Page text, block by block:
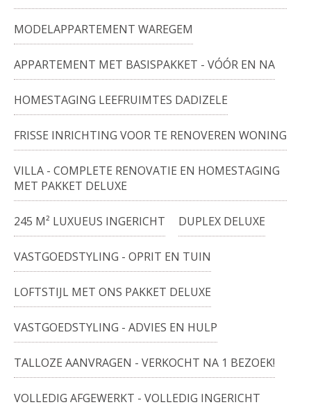
MODELAPPARTEMENT WAREGEM
APPARTEMENT MET BASISPAKKET - VÓÓR EN NA
HOMESTAGING LEEFRUIMTES DADIZELE
FRISSE INRICHTING VOOR TE RENOVEREN WONING
VILLA - COMPLETE RENOVATIE EN HOMESTAGING
MET PAKKET DELUXE
245 M² LUXUEUS INGERICHT DUPLEX DELUXE
VASTGOEDSTYLING - OPRIT EN TUIN
LOFTSTIJL MET ONS PAKKET DELUXE
VASTGOEDSTYLING - ADVIES EN HULP
TALLOZE AANVRAGEN - VERKOCHT NA 1 BEZOEK!
VOLLEDIG AFGEWERKT - VOLLEDIG INGERICHT